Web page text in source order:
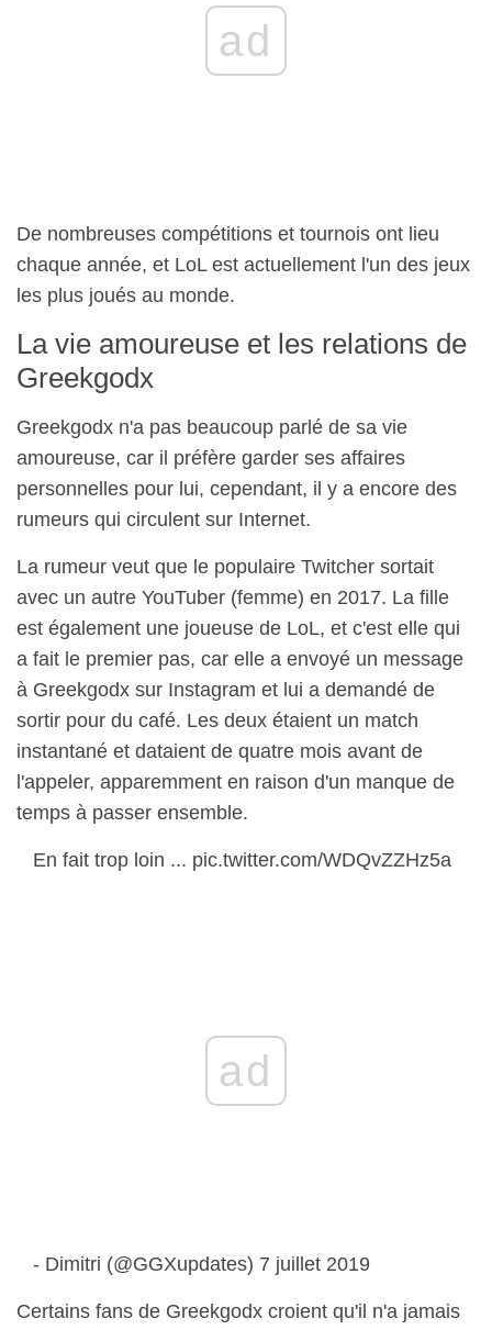
ad
De nombreuses compétitions et tournois ont lieu
chaque année, et LoL est actuellement l'un des jeux
les plus joués au monde.
La vie amoureuse et les relations de
Greekgodx
Greekgodx n'a pas beaucoup parlé de sa vie
amoureuse, car il préfère garder ses affaires
personnelles pour lui, cependant, il y a encore des
rumeurs qui circulent sur Internet.
La rumeur veut que le populaire Twitcher sortait
avec un autre YouTuber (femme) en 2017. La fille
est également une joueuse de LoL, et c'est elle qui
a fait le premier pas, car elle a envoyé un message
à Greekgodx sur Instagram et lui a demandé de
sortir pour du café. Les deux étaient un match
instantané et dataient de quatre mois avant de
l'appeler, apparemment en raison d'un manque de
temps à passer ensemble.
En fait trop loin ... pic.twitter.com/WDQvZZHz5a
ad
- Dimitri (@GGXupdates) 7 juillet 2019
Certains fans de Greekgodx croient qu'il n'a jamais